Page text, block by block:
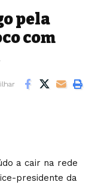
pela
com
a cair na rede
presidente da